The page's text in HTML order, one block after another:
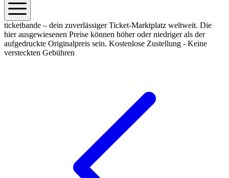
ticketbande – dein zuverlässiger Ticket-Marktplatz weltweit. Die
hier ausgewiesenen Preise können höher oder niedriger als der
aufgedruckte Originalpreis sein. Kostenlose Zustellung - Keine
versteckten Gebühren